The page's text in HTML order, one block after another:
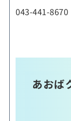
043-441-8670
あおば